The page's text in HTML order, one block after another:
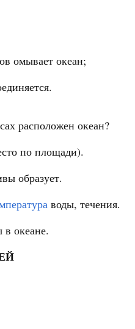
омывает океан;
расположен океан?
по площади).
образует.
воды, течения.
океане.